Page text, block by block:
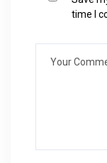
time I